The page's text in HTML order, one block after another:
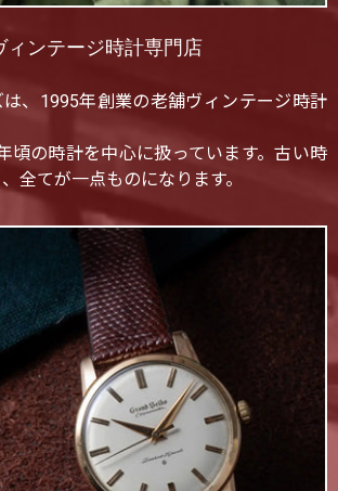
ィンテージ時計専門店
、1995年創業の老舗ヴィンテージ時計
頃の時計を中心に扱っています。古い時
全てが一点ものになります。